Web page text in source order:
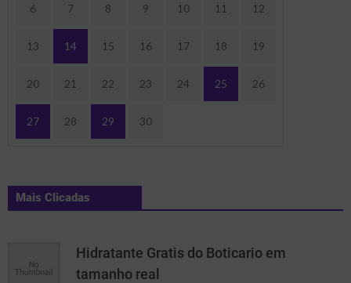
6 7 8 9 10 11 12
13 14 15 16 17 18 19
20 21 22 23 24 25 26
27 28 29 30
Mais Clicadas
Hidratante Gratis do Boticario em
tamanho real